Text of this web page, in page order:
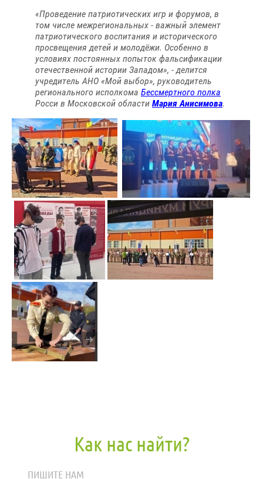
«Проведение патриотических игр и форумов, в
том числе межрегиональных - важный элемент
патриотического воспитания и исторического
просвещения детей и молодёжи. Особенно в
условиях постоянных попыток фальсификации
отечественной истории Западом», - делится
учредитель АНО «Мой выбор», руководитель
регионального исполкома Бессмертного полка
Росси в Московской области Мария Анисимова.
Как нас найти?
ПИШИТЕ НАМ